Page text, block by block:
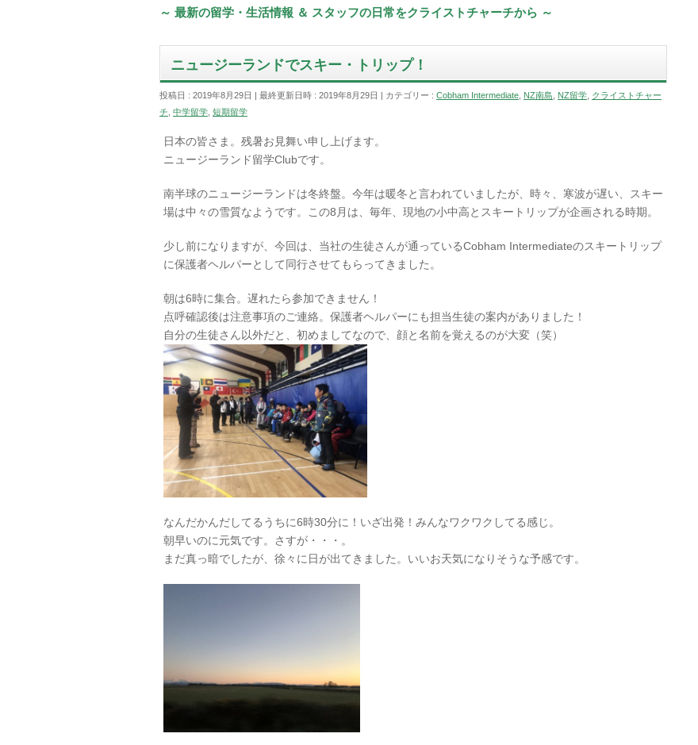
～ 最新の留学・生活情報 ＆ スタッフの日常をクライストチャーチから ～
ニュージーランドでスキー・トリップ！
投稿日 : 2019年8月29日 最終更新日時 : 2019年8月29日 カテゴリー : Cobham Intermediate, NZ南島, NZ留学, クライストチャー
チ, 中学留学, 短期留学
日本の皆さま。残暑お見舞い申し上げます。
ニュージーランド留学Clubです。
南半球のニュージーランドは冬終盤。今年は暖冬と言われていましたが、時々、寒波が遅い、スキー
場は中々の雪質なようです。この8月は、毎年、現地の小中高とスキートリップが企画される時期。
少し前になりますが、今回は、当社の生徒さんが通っているCobham Intermediateのスキートリップ
に保護者ヘルパーとして同行させてもらってきました。
朝は6時に集合。遅れたら参加できません！
点呼確認後は注意事項のご連絡。保護者ヘルパーにも担当生徒の案内がありました！
自分の生徒さん以外だと、初めましてなので、顔と名前を覚えるのが大変（笑）
なんだかんだしてるうちに6時30分に！いざ出発！みんなワクワクしてる感じ。
朝早いのに元気です。さすが・・・。
まだ真っ暗でしたが、徐々に日が出てきました。いいお天気になりそうな予感です。